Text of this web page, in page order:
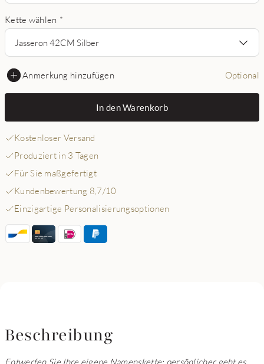
Kette wählen *
Jasseron 42CM Silber
Anmerkung hinzufügen Optional
In den Warenkorb
Kostenloser Versand
Produziert in 3 Tagen
Für Sie maßgefertigt
Kundenbewertung 8,7/10
Einzigartige Personalisierungsoptionen
Beschreibung
Entwerfen Sie Ihre eigene Namenskette: persönlicher geht es